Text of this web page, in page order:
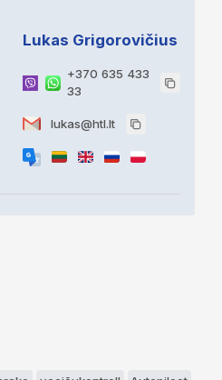
Lukas Grigorovičius
+370 635 433
33
lukas@htl.lt